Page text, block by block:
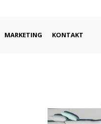
MARKETING KONTAKT